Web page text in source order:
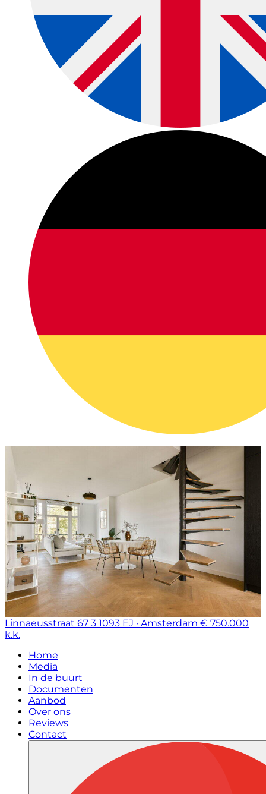
Linnaeusstraat 67 3 1093 EJ · Amsterdam € 750.000
k.k.
Home
Media
In de buurt
Documenten
Aanbod
Over ons
Reviews
Contact